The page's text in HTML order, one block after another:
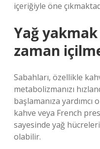
içeriğiyle öne
Yağ
zaman
Sabahları, özellikle
metabolizmanızı
başlamanıza
kahve veya French
sayesinde yağ
olabilir.